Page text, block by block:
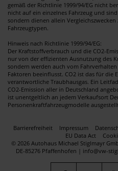
gemäß der Richtlinie 1999/94/EG nicht
nicht auf ein einzelnes Fahrzeug und
sondern dienen allein
Fahrzeugtypen.
Hinweis nach Richtlinie 1999/94/EG:
Der Kraftstoffverbrauch und die CO2-
nur von der effizienten Ausnutzung des
sondern werden auch vom
Faktoren beeinflusst. CO2 ist das für die
verantwortliche Traubhausgas. Ein
CO2-Emission aller in Deutschland
ist unentgeltlich an jedem Verkaufsort
Personenkraftfahrzeugmodelle
Barrierefreiheit Impressum
EU Data Act
© 2026 Autohaus Michael Stiglmayr
DE-85276 Pfaffenhofen | info@vw-